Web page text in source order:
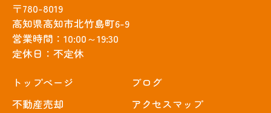
〒780-8019
高知県高知市北竹島町6-9
営業時間：10:00～19:30
定休日：不定休
トップぺージ
不動産売却
ブログ
アクセスマップ